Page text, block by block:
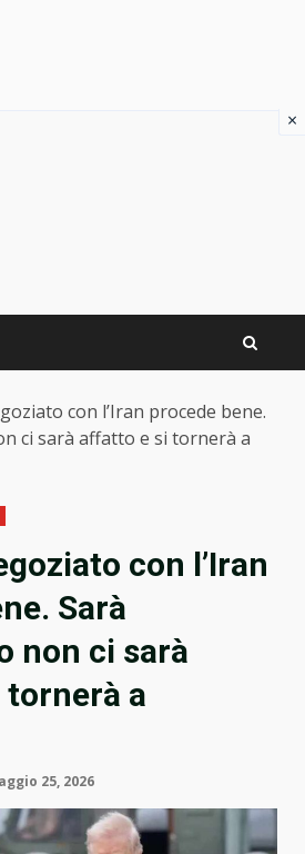
con l’Iran procede bene.
ci sarà affatto e si tornerà a
con l’Iran
Sarà
non ci sarà
a
25, 2026
×